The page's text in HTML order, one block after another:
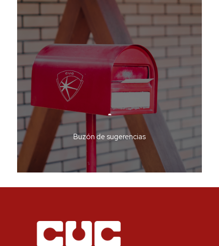
Buzón de sugerencias